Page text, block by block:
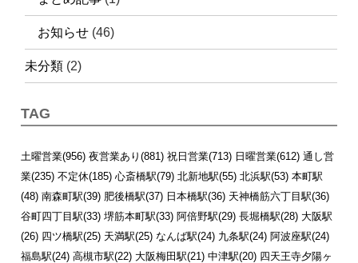
お知らせ (46)
未分類 (2)
TAG
土曜営業(956) 夜営業あり(881) 祝日営業(713) 日曜営業(612) 通し営
業(235) 不定休(185) 心斎橋駅(79) 北新地駅(55) 北浜駅(53) 本町駅
(48) 南森町駅(39) 肥後橋駅(37) 日本橋駅(36) 天神橋筋六丁目駅(36)
谷町四丁目駅(33) 堺筋本町駅(33) 阿倍野駅(29) 長堀橋駅(28) 大阪駅
(26) 四ツ橋駅(25) 天満駅(25) なんば駅(24) 九条駅(24) 阿波座駅(24)
福島駅(24) 高槻市駅(22) 大阪梅田駅(21) 中津駅(20) 四天王寺夕陽ヶ